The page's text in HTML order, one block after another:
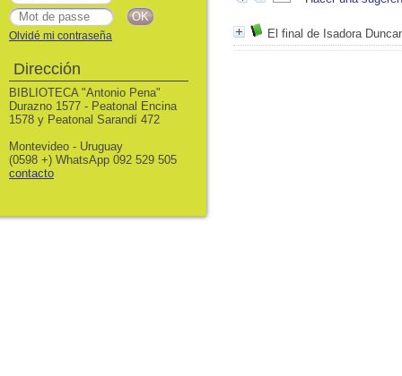
El final de Isadora
Olvidé mi contraseña
Dirección
BIBLIOTECA "Antonio Pena"
Durazno 1577 - Peatonal Encina
1578 y Peatonal Sarandí 472
Montevideo - Uruguay
(0598 +) WhatsApp 092 529 505
contacto